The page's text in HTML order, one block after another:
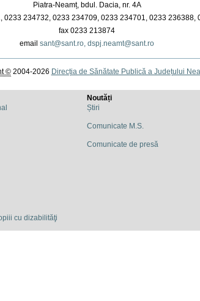
Piatra-Neamț, bdul. Dacia, nr. 4A
234732, 0233 234709, 0233 234701, 0233 236388,
fax 0233 213874
email sant@sant.ro, dspj.neamt@sant.ro
©2004-2026 Direcția de Sănătate Publică a Județului
cu dizabilităţi
Noutăți
Știri
Comunicate M.S.
Comunicate de presă